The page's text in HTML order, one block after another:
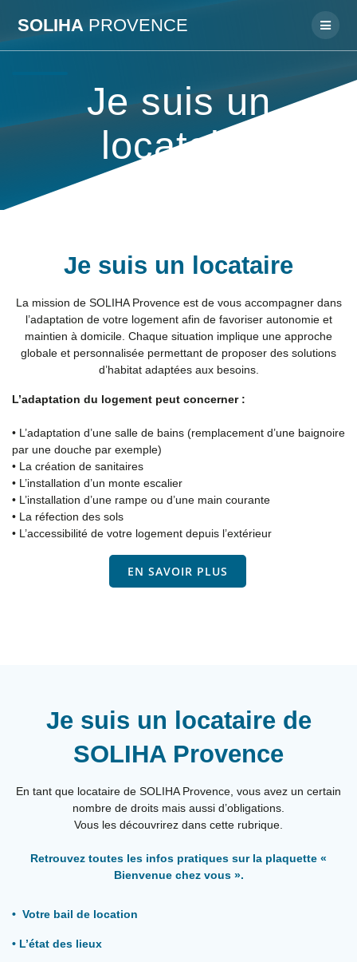
au
SOLIHA PROVENCE
Je suis un
locataire
Je suis un locataire
La mission de SOLIHA Provence est de vous accompagner dans
l’adaptation de votre logement afin de favoriser autonomie et
maintien à domicile. Chaque situation implique une approche
globale et personnalisée permettant de proposer des solutions
d’habitat adaptées aux besoins.
L’adaptation du logement peut concerner :
• L’adaptation d’une salle de bains (remplacement d’une baignoire
par une douche par exemple)
• La création de sanitaires
• L’installation d’un monte escalier
• L’installation d’une rampe ou d’une main courante
• La réfection des sols
• L’accessibilité de votre logement depuis l’extérieur
EN SAVOIR PLUS
Je suis un locataire de
SOLIHA Provence
En tant que locataire de SOLIHA Provence, vous avez un certain
nombre de droits mais aussi d’obligations.
Vous les découvrirez dans cette rubrique.
Retrouvez toutes les infos pratiques sur la plaquette «
Bienvenue chez vous ».
• Votre bail de location
• L’état des lieux